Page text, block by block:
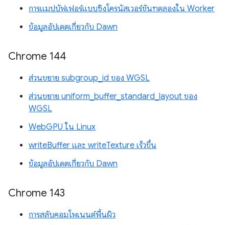
การแมปบัฟเฟอร์แบบซิงโครนัสเวอร์ชันทดลองใน Worker
ข้อมูลอัปเดตเกี่ยวกับ Dawn
Chrome 144
ส่วนขยาย subgroup_id ของ WGSL
ส่วนขยาย uniform_buffer_standard_layout ของ
WGSL
WebGPU ใน Linux
writeBuffer และ writeTexture เร็วขึ้น
ข้อมูลอัปเดตเกี่ยวกับ Dawn
Chrome 143
การสลับคอมโพเนนต์พื้นผิว